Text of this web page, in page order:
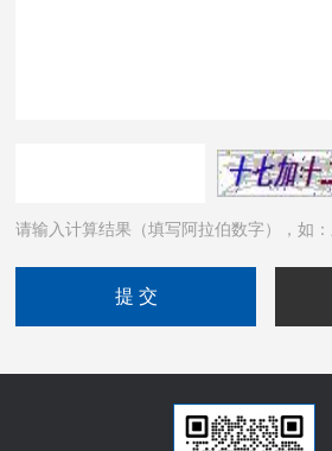
请输入计算结果（填写阿拉伯数字），如